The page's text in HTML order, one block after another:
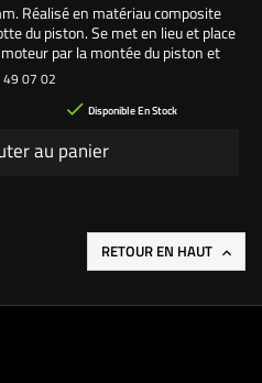
Réalisé en matériau composite
du piston. Se met en lieu et place
par la montée du piston et
de vilebrequin pour retirer
tondeuse,...
49 07 02
 Disponible En Stock
au panier
RETOUR EN HAUT 